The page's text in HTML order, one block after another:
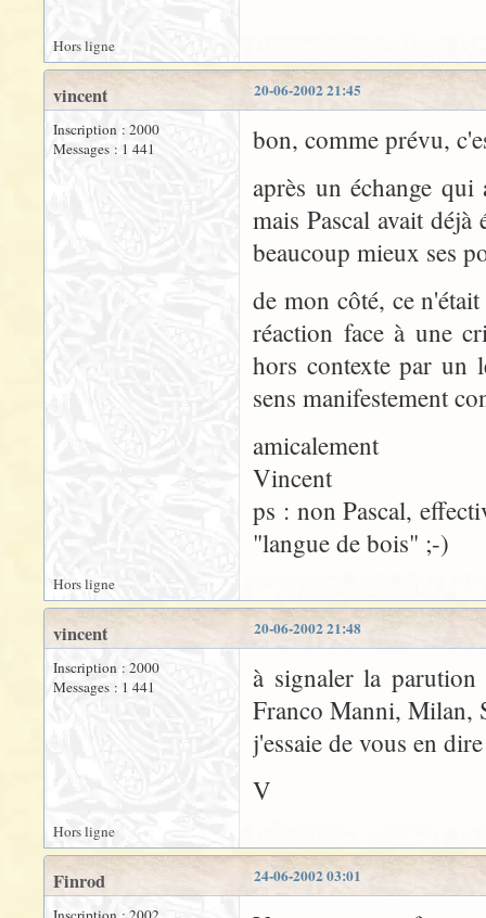
Hors ligne
20-06-2002 21:45
vincent
Inscription : 2000
Messages : 1 441
bon, comme prévu,
après un échange
mais Pascal avait
beaucoup mieux ses
de mon côté, ce
réaction face à une
hors contexte par un
sens manifestement
amicalement
Vincent
ps : non Pascal,
"langue de bois" ;-)
Hors ligne
20-06-2002 21:48
vincent
Inscription : 2000
Messages : 1 441
à signaler la
Franco Manni, Milan,
j'essaie de vous en
V
Hors ligne
24-06-2002 03:01
Finrod